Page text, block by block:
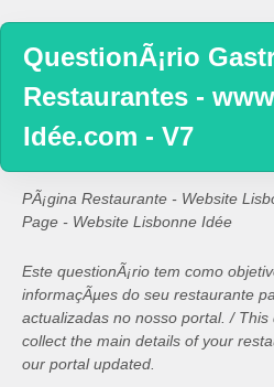
QuestionÃ¡rio
Restaurantes -
Idée.com - V7
PÃ¡gina Restaurante - Website
Page - Website Lisbonne Idée
Este questionÃ¡rio tem como
informaçÃµes do seu restaurante
actualizadas no nosso portal. /
collect the main details of your
our portal updated.